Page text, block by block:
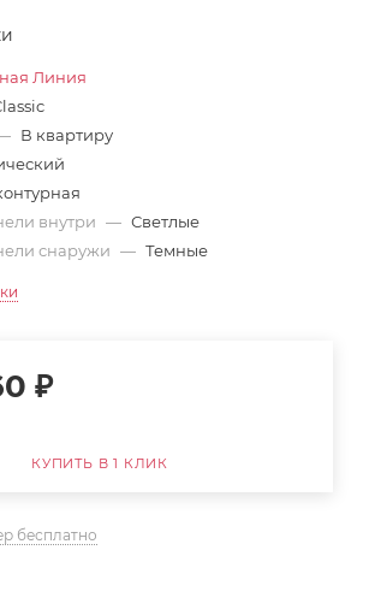
Линия
В квартиру
внутри — Светлые
снаружи — Темные
₽
КУПИТЬ В 1 КЛИК
бесплатно